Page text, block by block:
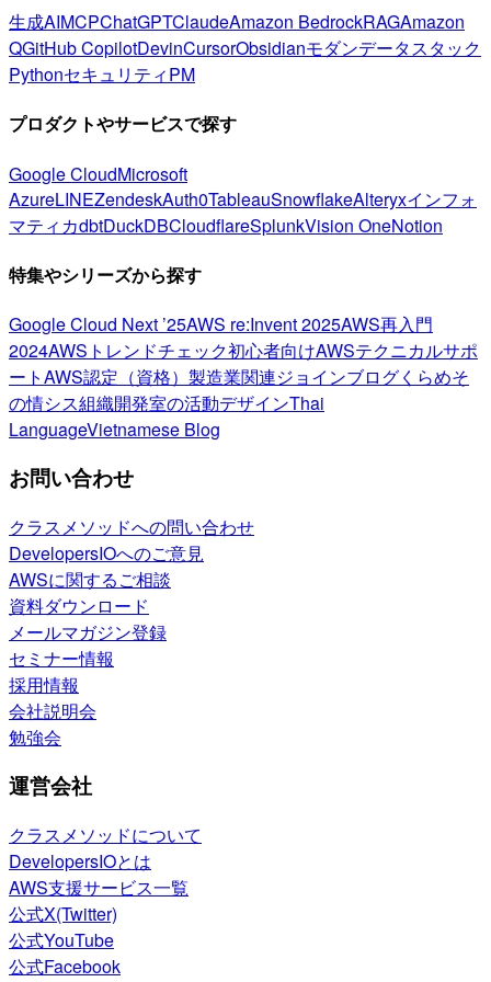
生成AIMCPChatGPTClaudeAmazon BedrockRAGAmazon
QGitHub CopilotDevinCursorObsidianモダンデータスタック
PythonセキュリティPM
プロダクトやサービスで探す
Google CloudMicrosoft
AzureLINEZendeskAuth0TableauSnowflakeAlteryxインフォ
マティカdbtDuckDBCloudflareSplunkVision OneNotion
特集やシリーズから探す
Google Cloud Next ’25AWS re:Invent 2025AWS再入門
2024AWSトレンドチェック初心者向けAWSテクニカルサポ
ートAWS認定（資格） 製造業関連ジョインブログくらめそ
の情シス組織開発室の活動デザインThai
LanguageVietnamese Blog
お問い合わせ
クラスメソッドへの問い合わせ
DevelopersIOへのご意見
AWSに関するご相談
資料ダウンロード
メールマガジン登録
セミナー情報
採用情報
会社説明会
勉強会
運営会社
クラスメソッドについて
DevelopersIOとは
AWS支援サービス一覧
公式X(Twitter)
公式YouTube
公式Facebook